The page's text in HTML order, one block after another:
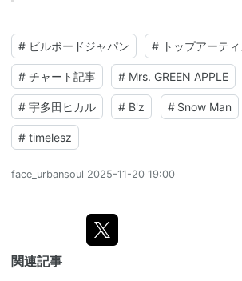
# ビルボードジャパン # トップアーテ
# チャート記事 # Mrs. GREEN APPLE
# 宇多田ヒカル # B'z # Snow Man
# timelesz
face_urbansoul 2025-11-20 19:00
関連記事